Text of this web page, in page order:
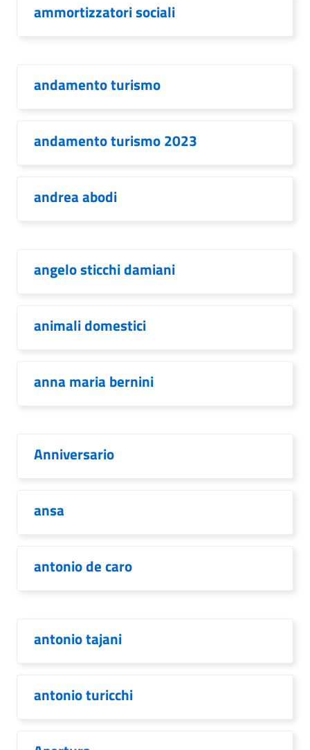
ammortizzatori sociali
andamento turismo
andamento turismo 2023
andrea abodi
angelo sticchi damiani
animali domestici
anna maria bernini
Anniversario
ansa
antonio de caro
antonio tajani
antonio turicchi